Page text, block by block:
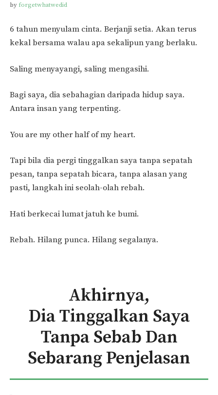
by forgetwhatwedid
6 tahun menyulam cinta. Berjanji setia. Akan terus
kekal bersama walau apa sekalipun yang berlaku.
Saling menyayangi, saling mengasihi.
Bagi saya, dia sebahagian daripada hidup saya.
Antara insan yang terpenting.
You are my other half of my heart.
Tapi bila dia pergi tinggalkan saya tanpa sepatah
pesan, tanpa sepatah bicara, tanpa alasan yang
pasti, langkah ini seolah-olah rebah.
Hati berkecai lumat jatuh ke bumi.
Rebah. Hilang punca. Hilang segalanya.
Akhirnya,
Dia Tinggalkan Saya
Tanpa Sebab Dan
Sebarang Penjelasan